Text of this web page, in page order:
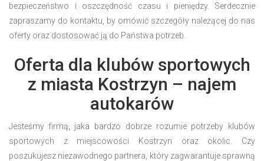
bezpieczeństwo i oszczędność czasu i pieniędzy. Serdecznie
zapraszamy do kontaktu, by omówić szczegóły należącej do nas
oferty oraz dostosować ją do Państwa potrzeb.
Oferta dla klubów sportowych
z miasta Kostrzyn – najem
autokarów
Jesteśmy firmą, jaka bardzo dobrze rozumie potrzeby klubów
sportowych z miejscowości Kostrzyn oraz okolic. Czy
poszukujesz niezawodnego partnera, który zagwarantuje sprawną